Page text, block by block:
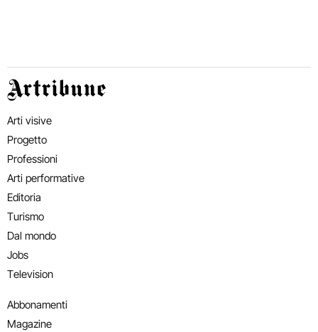
Artribune
Arti visive
Progetto
Professioni
Arti performative
Editoria
Turismo
Dal mondo
Jobs
Television
Abbonamenti
Magazine